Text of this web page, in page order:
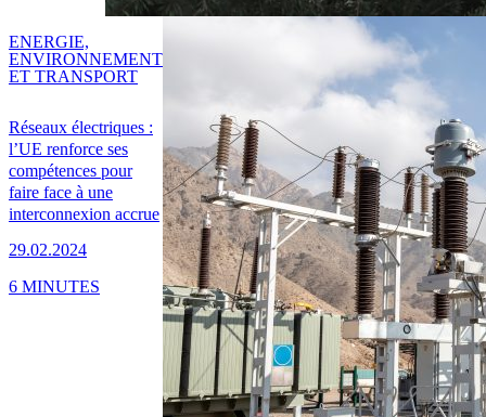
Réseaux électriques :
l’UE renforce ses
compétences pour
faire face à une
interconnexion accrue
29.02.2024
ENERGIE,
ENVIRONNEMENT
ET TRANSPORT
6 MINUTES